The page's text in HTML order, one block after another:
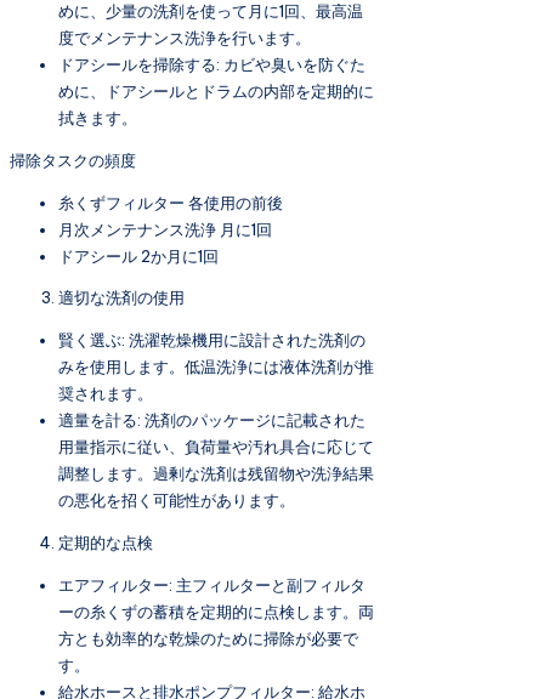
めに、少量の洗剤を使って月に1回、最高温
度でメンテナンス洗浄を行います。
ドアシールを掃除する: カビや臭いを防ぐた
めに、ドアシールとドラムの内部を定期的に
拭きます。
掃除タスクの頻度
糸くずフィルター 各使用の前後
月次メンテナンス洗浄 月に1回
ドアシール 2か月に1回
適切な洗剤の使用
賢く選ぶ: 洗濯乾燥機用に設計された洗剤の
みを使用します。低温洗浄には液体洗剤が推
奨されます。
適量を計る: 洗剤のパッケージに記載された
用量指示に従い、負荷量や汚れ具合に応じて
調整します。過剰な洗剤は残留物や洗浄結果
の悪化を招く可能性があります。
定期的な点検
エアフィルター: 主フィルターと副フィルタ
ーの糸くずの蓄積を定期的に点検します。両
方とも効率的な乾燥のために掃除が必要で
す。
給水ホースと排水ポンプフィルター: 給水ホ